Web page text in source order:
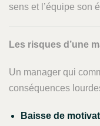
sens et l’équipe son
Les risques d’une
Un manager qui
conséquences
Baisse de